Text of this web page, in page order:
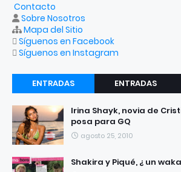
Contacto
Sobre Nosotros
Mapa del Sitio
Síguenos en Facebook
Síguenos en Instagram
ENTRADAS
RECIENTES
ENTRADAS
Irina Shayk, novia de
posa para GQ
agosto 25, 2010
Shakira y Piqué, ¿ un